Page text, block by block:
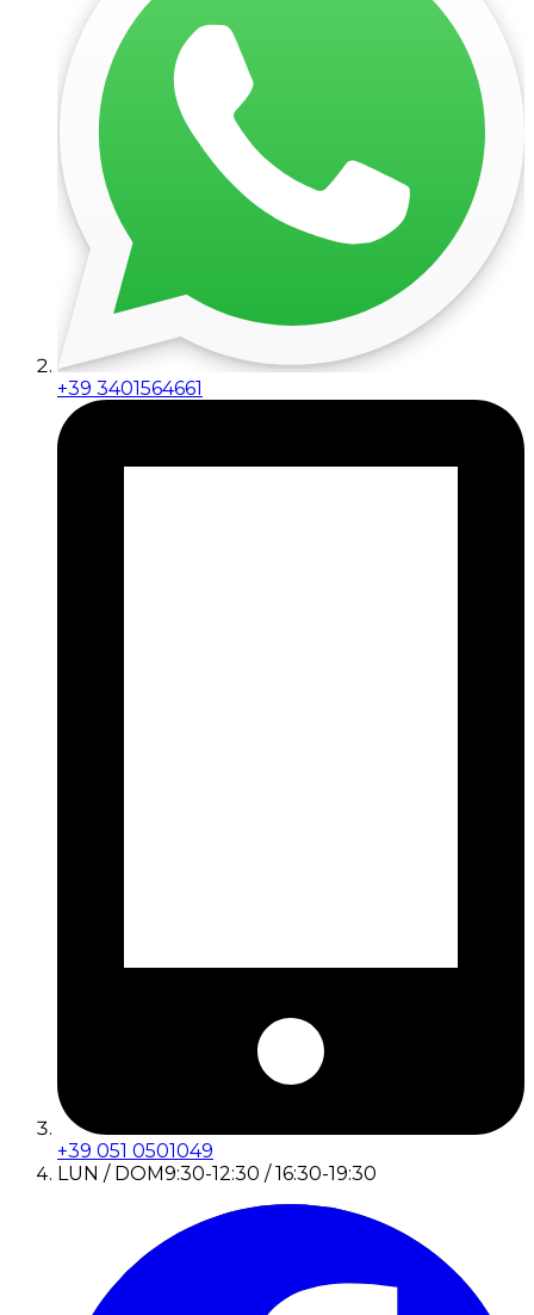
+39 3401564661
+39 051 0501049
LUN / DOM9:30-12:30 / 16:30-19:30